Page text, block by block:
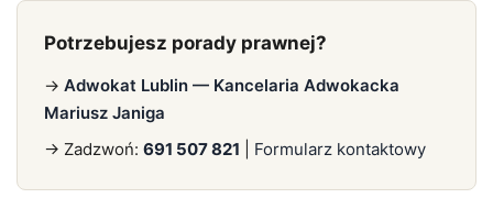
Potrzebujesz porady prawnej?
→ Adwokat Lublin — Kancelaria Adwokacka
Mariusz Janiga
→ Zadzwoń: 691 507 821 Formularz kontaktowy